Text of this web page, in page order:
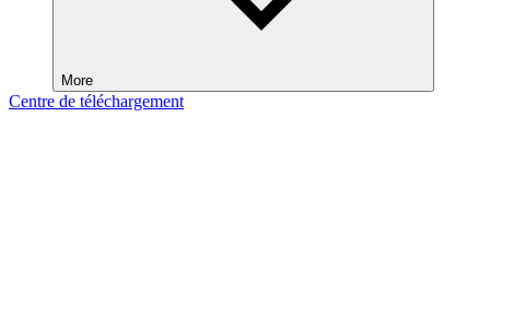
More
Centre de téléchargement